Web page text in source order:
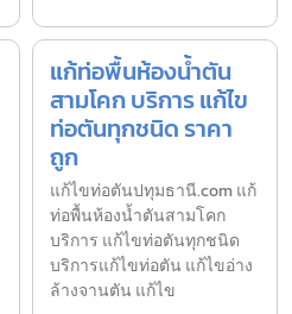
แก้ท่อพื้นห้องน้ำตัน
สามโคก บริการ แก้ไข
ท่อตันทุกชนิด ราคา
ถูก
แก้ไขท่อตันปทุมธานี.com แก้
ท่อพื้นห้องน้ำตันสามโคก
บริการ แก้ไขท่อตันทุกชนิด
บริการแก้ไขท่อตัน แก้ไขอ่าง
ล้างจานตัน แก้ไข